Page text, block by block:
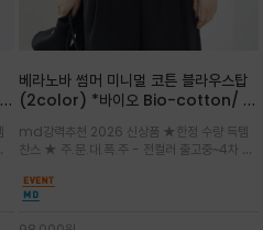
베라노바 썸머 미니멀 코튼 블라우스탑
(2color) *바이오 Bio-cotton/ 시
럼 편안하지만 블라우스처럼 단정한 무
드가 느껴지는 코튼 블라우스 탑
md강력추천 2026 신상품 ★한정 수량 득템
찬스 ★ 주.문.대.폭.주 - 전컬러 출고중~4차 리
볍게 퍼지는 박시한 실루엣과 크롭 기장이 하체
를 길어 보이게 해주며 와이드 팬츠와 셋업